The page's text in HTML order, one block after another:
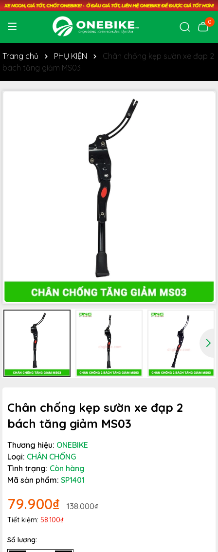
0
Trang chủ PHỤ KIỆN
Chân chống kẹp sườn xe đạp 2
bách tăng giảm MS03
Chân chống kẹp sườn xe đạp 2
bách tăng giảm MS03
Thương hiệu: ONEBIKE
Loại: CHÂN CHỐNG
Tình trạng: Còn hàng
Mã sản phẩm: SP1401
79.900₫ 138.000₫
Tiết kiệm: 58.100₫
Số lượng: